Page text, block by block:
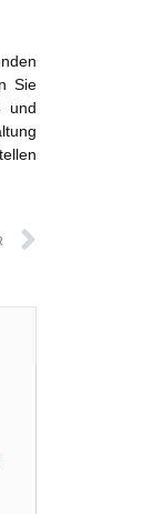
Sie
und